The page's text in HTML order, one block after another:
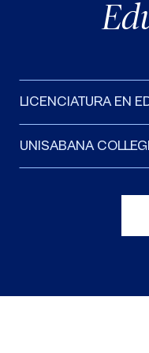
LICENCIATURA EN
UNISABANA